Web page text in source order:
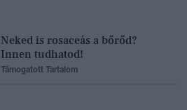
Neked is rosaceás a bőrőd?
Innen tudhatod!
Támogatott Tartalom